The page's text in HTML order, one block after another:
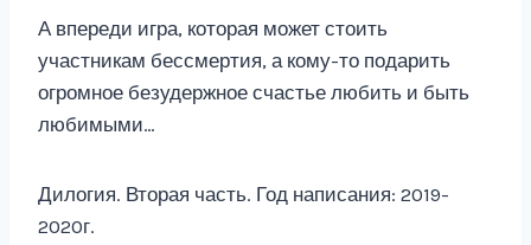
А впереди игра, которая может стоить
участникам бессмертия, а кому-то подарить
огромное безудержное счастье любить и быть
любимыми…
Дилогия. Вторая часть. Год написания: 2019-
2020г.